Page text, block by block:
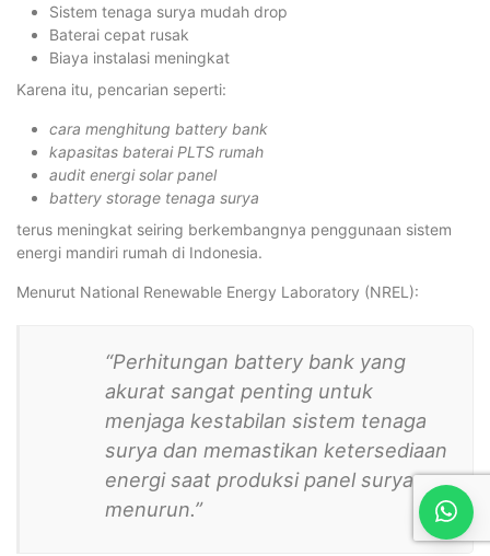
Sistem tenaga surya mudah drop
Baterai cepat rusak
Biaya instalasi meningkat
Karena itu, pencarian seperti:
cara menghitung battery bank
kapasitas baterai PLTS rumah
audit energi solar panel
battery storage tenaga surya
terus meningkat seiring berkembangnya penggunaan sistem
energi mandiri rumah di Indonesia.
Menurut National Renewable Energy Laboratory (NREL):
“Perhitungan battery bank yang
akurat sangat penting untuk
menjaga kestabilan sistem tenaga
surya dan memastikan ketersediaan
energi saat produksi panel surya
menurun.”